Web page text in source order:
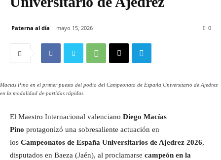
Paterna al día mayo 15, 2026 0
Macias Pino en el primer puesto del podio del Campeonato de España Universitario de Ajedrez
en la modalidad de partidas rápidas
El Maestro Internacional valenciano Diego Macías
Pino protagonizó una sobresaliente actuación en
los Campeonatos de España Universitarios de Ajedrez 2026,
disputados en Baeza (Jaén), al proclamarse campeón en la